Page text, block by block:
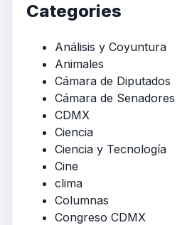
Categories
Análisis y Coyuntura
Animales
Cámara de Diputados
Cámara de Senadores
CDMX
Ciencia
Ciencia y Tecnología
Cine
clima
Columnas
Congreso CDMX